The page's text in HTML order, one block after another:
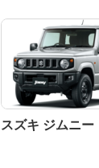
スズキ ジムニー